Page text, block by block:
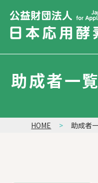
助成者一覧
HOME 助成者